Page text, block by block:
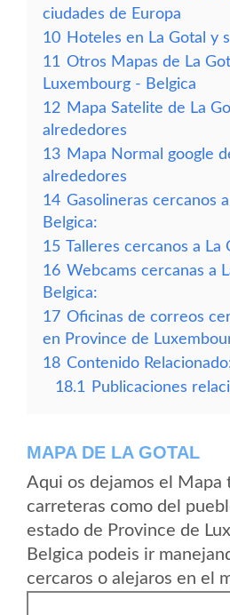
ciudades de Europa
10 Hoteles en La Gotal y
11 Otros Mapas de La
Luxembourg - Belgica
12 Mapa Satelite de La
alrededores
13 Mapa Normal google
alrededores
14 Gasolineras cercanos
Belgica:
15 Talleres cercanos a La
16 Webcams cercanas a
Belgica:
17 Oficinas de correos
en Province de
18 Contenido
18.1
Publicaciones
MAPA DE LA GOTAL
Aqui os dejamos el Mapa
carreteras como del
estado de Province de
Belgica podeis ir
cercaros o alejaros en el